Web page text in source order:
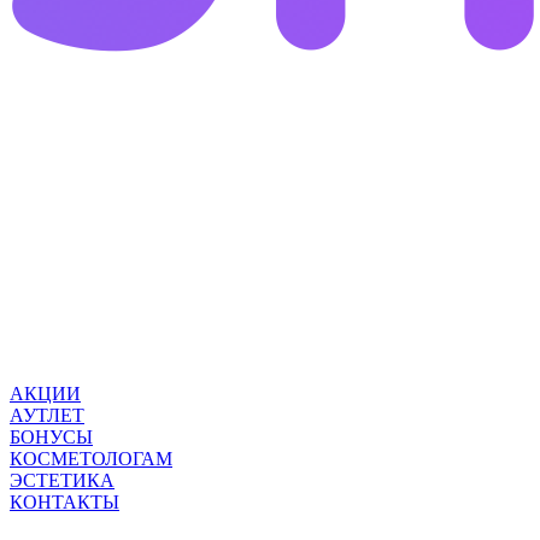
АКЦИИ
АУТЛЕТ
БОНУСЫ
КОСМЕТОЛОГАМ
ЭСТЕТИКА
КОНТАКТЫ